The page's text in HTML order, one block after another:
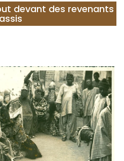
devant des revenants
assis